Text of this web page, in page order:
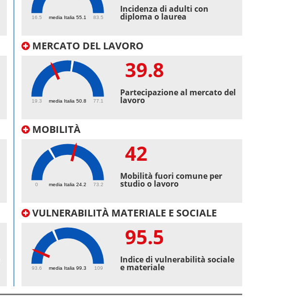
media Italia 55.1
16.5 83.5
Incidenza di adulti con
diploma o laurea
MERCATO DEL LAVORO
media Italia 50.8
19.3 77.1
39.8
Partecipazione al mercato del
lavoro
MOBILITÀ
media Italia 24.2
0 73.2
42
Mobilità fuori comune per
studio o lavoro
VULNERABILITÀ MATERIALE E SOCIALE
media Italia 99.3
93.6 109
95.5
Indice di vulnerabilità sociale
e materiale